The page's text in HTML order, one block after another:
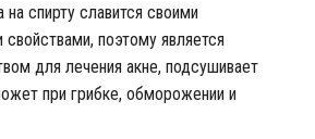
спирту славится своими
поэтому является
для лечения акне, подсушивает
при грибке, обморожении и